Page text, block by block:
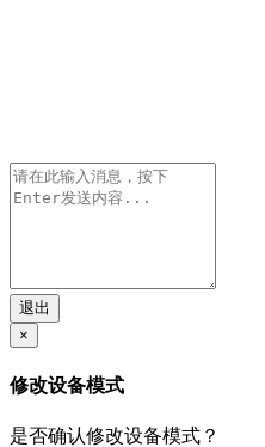
退出
×
修改设备模式
是否确认修改设备模式？